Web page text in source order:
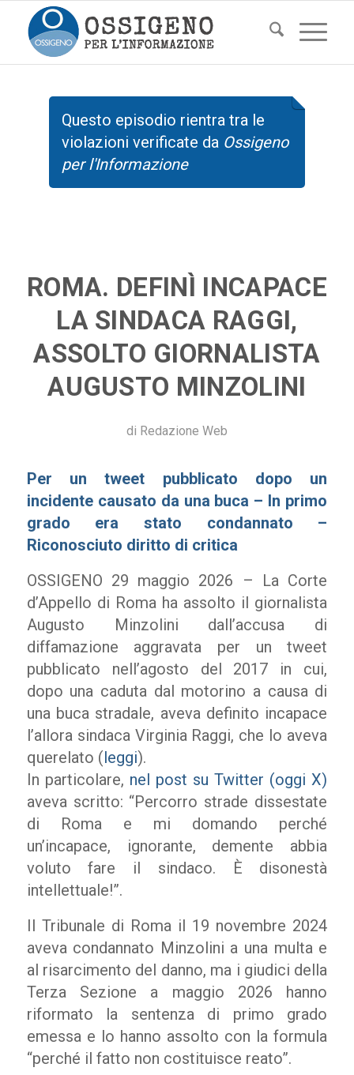
Questo episodio rientra tra le
violazioni verificate da Ossigeno
per l'Informazione
ROMA. DEFINÌ INCAPACE
LA SINDACA RAGGI,
ASSOLTO GIORNALISTA
AUGUSTO MINZOLINI
di Redazione Web
Per un tweet pubblicato dopo un
incidente causato da una buca – In primo
grado era stato condannato –
Riconosciuto diritto di critica
OSSIGENO 29 maggio 2026 – La Corte
d’Appello di Roma ha assolto il giornalista
Augusto Minzolini dall’accusa di
diffamazione aggravata per un tweet
pubblicato nell’agosto del 2017 in cui,
dopo una caduta dal motorino a causa di
una buca stradale, aveva definito incapace
l’allora sindaca Virginia Raggi, che lo aveva
querelato (leggi).
In particolare, nel post su Twitter (oggi X)
aveva scritto: “Percorro strade dissestate
di Roma e mi domando perché
un’incapace, ignorante, demente abbia
voluto fare il sindaco. È disonestà
intellettuale!”.
Il Tribunale di Roma il 19 novembre 2024
aveva condannato Minzolini a una multa e
al risarcimento del danno, ma i giudici della
Terza Sezione a maggio 2026 hanno
riformato la sentenza di primo grado
emessa e lo hanno assolto con la formula
“perché il fatto non costituisce reato”.